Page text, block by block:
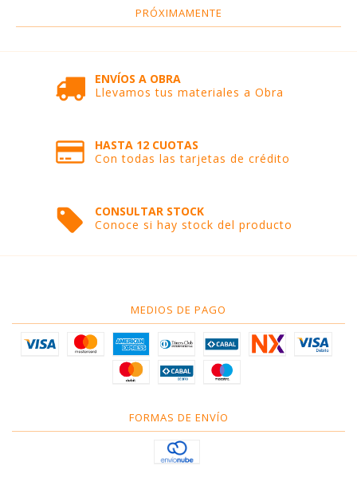
PRÓXIMAMENTE
ENVÍOS A OBRA
Llevamos tus materiales a Obra
HASTA 12 CUOTAS
Con todas las tarjetas de crédito
CONSULTAR STOCK
Conoce si hay stock del producto
MEDIOS DE PAGO
FORMAS DE ENVÍO